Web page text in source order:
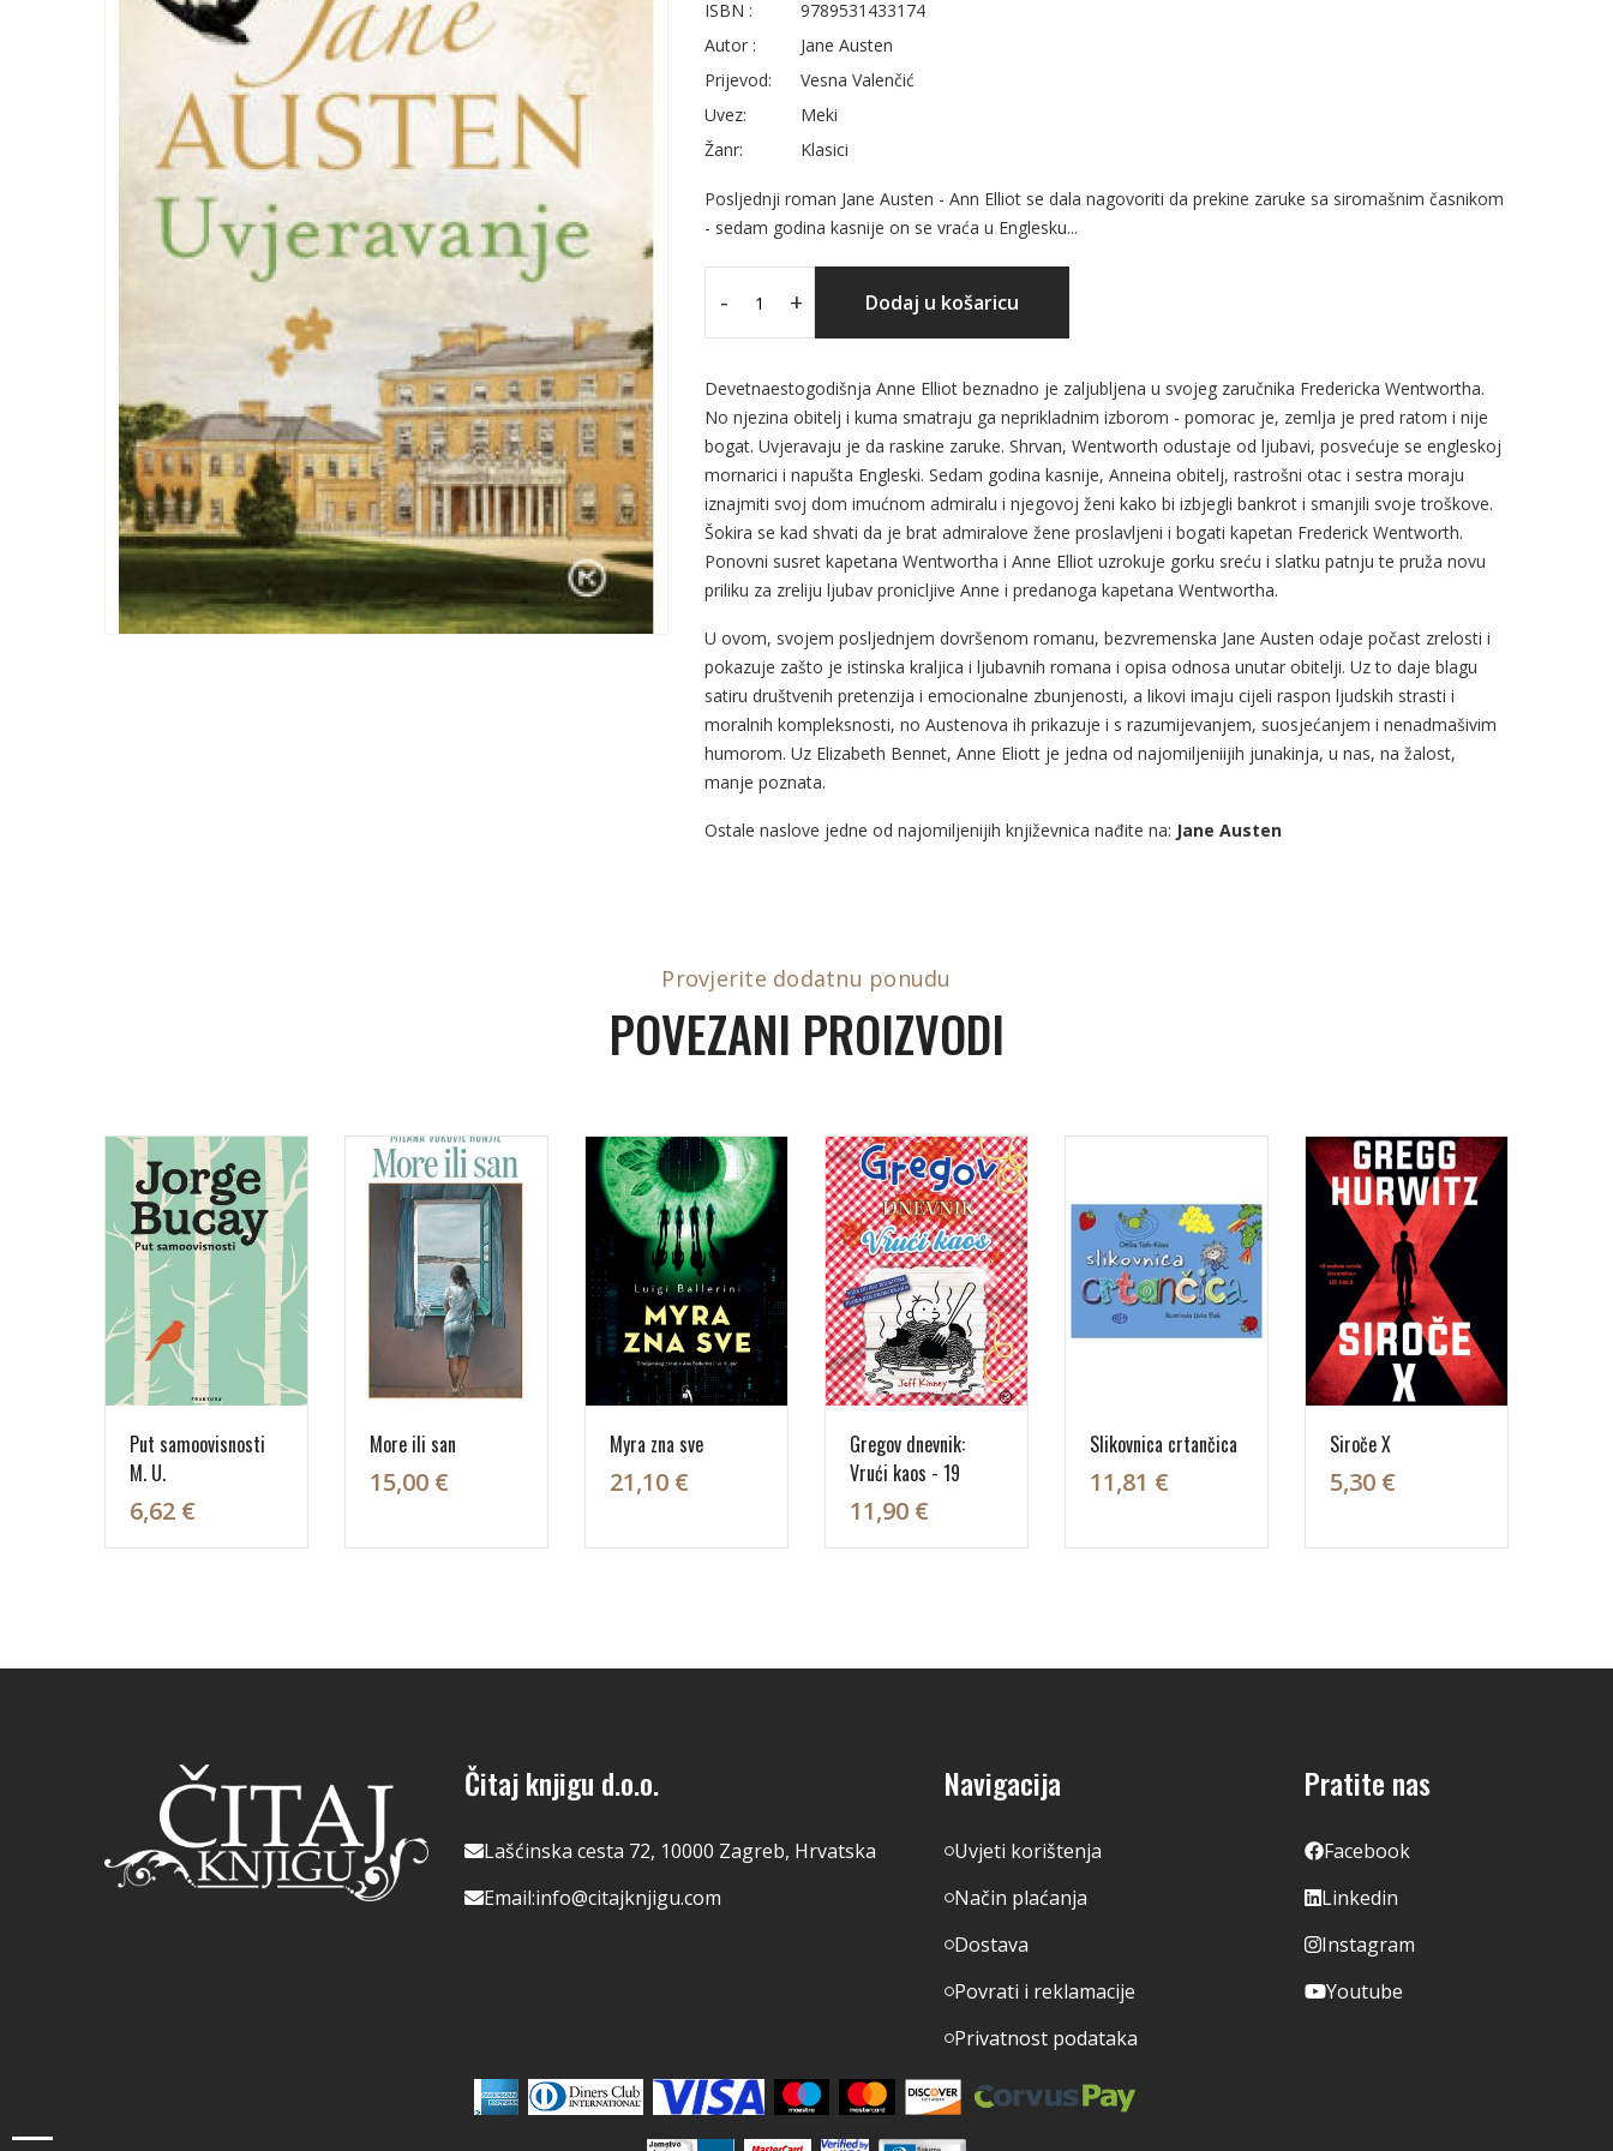
ISBN :
9789531433174
Autor :
Jane Austen
Prijevod:
Vesna Valenčić
Uvez:
Meki
Žanr:
Klasici
Posljednji roman Jane Austen - Ann Elliot se dala nagovoriti da prekine zaruke sa siromašnim časnikom
- sedam godina kasnije on se vraća u Englesku...
- + Dodaj u košaricu
Devetnaestogodišnja Anne Elliot beznadno je zaljubljena u svojeg zaručnika Fredericka Wentwortha.
No njezina obitelj i kuma smatraju ga neprikladnim izborom - pomorac je, zemlja je pred ratom i nije
bogat. Uvjeravaju je da raskine zaruke. Shrvan, Wentworth odustaje od ljubavi, posvećuje se engleskoj
mornarici i napušta Engleski. Sedam godina kasnije, Anneina obitelj, rastrošni otac i sestra moraju
iznajmiti svoj dom imućnom admiralu i njegovoj ženi kako bi izbjegli bankrot i smanjili svoje troškove.
Šokira se kad shvati da je brat admiralove žene proslavljeni i bogati kapetan Frederick Wentworth.
Ponovni susret kapetana Wentwortha i Anne Elliot uzrokuje gorku sreću i slatku patnju te pruža novu
priliku za zreliju ljubav pronicljive Anne i predanoga kapetana Wentwortha.
U ovom, svojem posljednjem dovršenom romanu, bezvremenska Jane Austen odaje počast zrelosti i
pokazuje zašto je istinska kraljica i ljubavnih romana i opisa odnosa unutar obitelji. Uz to daje blagu
satiru društvenih pretenzija i emocionalne zbunjenosti, a likovi imaju cijeli raspon ljudskih strasti i
moralnih kompleksnosti, no Austenova ih prikazuje i s razumijevanjem, suosjećanjem i nenadmašivim
humorom. Uz Elizabeth Bennet, Anne Eliott je jedna od najomiljeniijih junakinja, u nas, na žalost,
manje poznata.
Ostale naslove jedne od najomiljenijih književnica nađite na: Jane Austen
Provjerite dodatnu ponudu
POVEZANI PROIZVODI
Put samoovisnosti
M. U.
6,62 €
More ili san
15,00 €
Myra zna sve
21,10 €
Gregov dnevnik:
Vrući kaos - 19
11,90 €
Slikovnica crtančica
11,81 €
Siroče X
5,30 €
Čitaj knjigu d.o.o.
Lašćinska cesta 72, 10000 Zagreb, Hrvatska
Email:info@citajknjigu.com
Navigacija
Uvjeti korištenja
Način plaćanja
Dostava
Povrati i reklamacije
Privatnost podataka
Pratite nas
Facebook
Linkedin
Instagram
Youtube